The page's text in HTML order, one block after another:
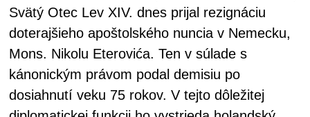
Svätý Otec Lev XIV. dnes prijal rezignáciu
doterajšieho apoštolského nuncia v Nemecku,
Mons. Nikolu Eterovića. Ten v súlade s
kánonickým právom podal demisiu po
dosiahnutí veku 75 rokov. V tejto dôležitej